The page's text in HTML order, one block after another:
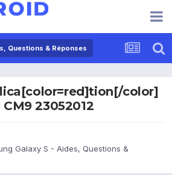
Questions & Réponses
color]
23052012
Galaxy S - Aides, Questions &